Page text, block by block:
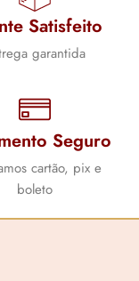
Satisfeito
garantida
Seguro
cartão, pix e
boleto